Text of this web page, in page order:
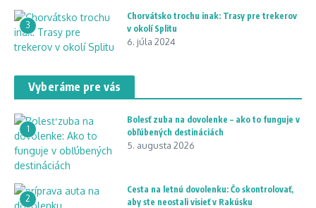
3
Chorvátsko trochu inak: Trasy pre trekerov
v okolí Splitu
6. júla 2024
Vyberáme pre vás
1
Bolesť zuba na dovolenke – ako to funguje v
obľúbených destináciách
5. augusta 2026
2
Cesta na letnú dovolenku: Čo skontrolovať,
aby ste neostali visieť v Rakúsku